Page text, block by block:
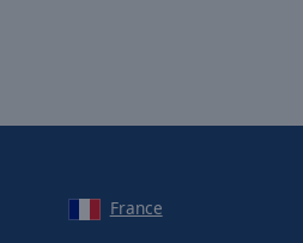
France